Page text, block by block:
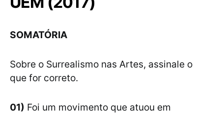
SOMATÓRIA
Sobre o Surrealismo nas Artes, assinale o
que for correto.
01) Foi um movimento que atuou em